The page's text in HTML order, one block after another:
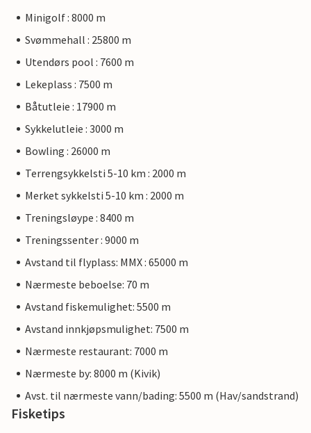
Minigolf : 8000 m
Svømmehall : 25800 m
Utendørs pool : 7600 m
Lekeplass : 7500 m
Båtutleie : 17900 m
Sykkelutleie : 3000 m
Bowling : 26000 m
Terrengsykkelsti 5-10 km : 2000 m
Merket sykkelsti 5-10 km : 2000 m
Treningsløype : 8400 m
Treningssenter : 9000 m
Avstand til flyplass: MMX : 65000 m
Nærmeste beboelse: 70 m
Avstand fiskemulighet: 5500 m
Avstand innkjøpsmulighet: 7500 m
Nærmeste restaurant: 7000 m
Nærmeste by: 8000 m (Kivik)
Avst. til nærmeste vann/bading: 5500 m (Hav/sandstrand)
Fisketips